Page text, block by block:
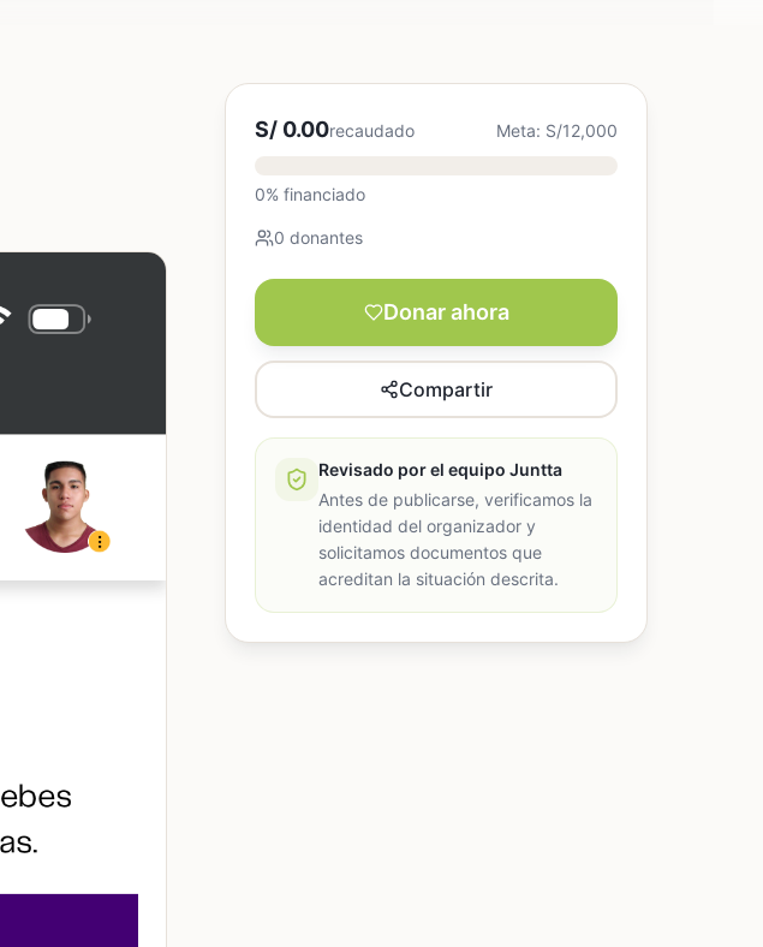
S/ 0.00recaudado Meta: S/12,000
0% financiado
0 donantes
Donar ahora
Compartir
Revisado por el equipo Juntta
Antes de publicarse, verificamos la
identidad del organizador y
solicitamos documentos que
acreditan la situación descrita.